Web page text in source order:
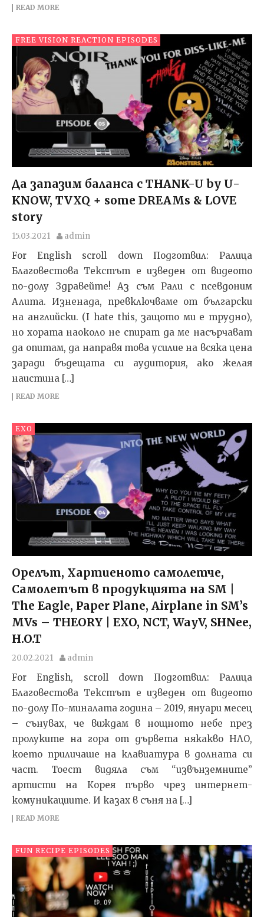
READ MORE
FREE VISION REACTION EPISODES
Да запазим баланса с THANK-U by U-
KNOW, TVXQ + some DREAMs & LOVE
story
15.03.2021 admin
For English scroll down Подготвил: Ралица
Благовестова Текстът e изведен от видеото
по-долу Здравейте! Аз съм Рали с псевдоним
Алита. Изненада, превключваме от български
на английски. (I hate this, защото ми е трудно),
но хората наоколо не спират да ме насърчават
да опитам, да направя това усилие на всяка цена
заради бъдещата си аудитория, ако желая
наистина […]
READ MORE
EXO
Орелът, Хартиеното самолетче,
Самолетът в продукцията на SM |
The Eagle, Paper Plane, Airplane in SM’s
MVs – THEORY | EXO, NCT, WayV, SHNee,
H.O.T
20.02.2021 admin
For English, scroll down Подготвил: Ралица
Благовестова Текстът e изведен от видеото
по-долу По-миналата година – 2019, януари месец
– сънувах, че виждам в нощното небе през
пролуките на гора от дървета някакво НЛО,
което приличаше на клавиатура в долната си
част. Тоест видяла съм “извънземните”
артисти на Корея първо чрез интернет-
комуникациите. И казах в съня на […]
READ MORE
FUN RECIPE EPISODES